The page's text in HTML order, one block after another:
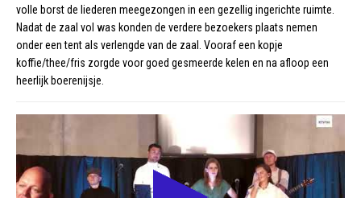
volle borst de liederen meegezongen in een gezellig ingerichte ruimte.
Nadat de zaal vol was konden de verdere bezoekers plaats nemen
onder een tent als verlengde van de zaal. Vooraf een kopje
koffie/thee/fris zorgde voor goed gesmeerde kelen en na afloop een
heerlijk boerenijsje.